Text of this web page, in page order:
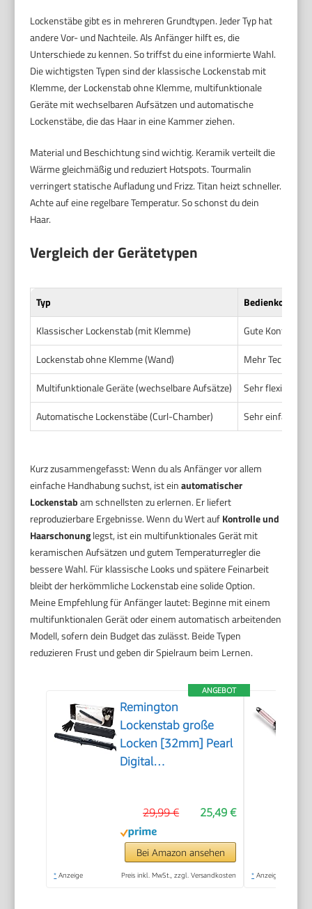
Lockenstäbe gibt es in mehreren Grundtypen. Jeder Typ hat
andere Vor- und Nachteile. Als Anfänger hilft es, die
Unterschiede zu kennen. So triffst du eine informierte Wahl.
Die wichtigsten Typen sind der klassische Lockenstab mit
Klemme, der Lockenstab ohne Klemme, multifunktionale
Geräte mit wechselbaren Aufsätzen und automatische
Lockenstäbe, die das Haar in eine Kammer ziehen.
Material und Beschichtung sind wichtig. Keramik verteilt die
Wärme gleichmäßig und reduziert Hotspots. Tourmalin
verringert statische Aufladung und Frizz. Titan heizt schneller.
Achte auf eine regelbare Temperatur. So schonst du dein
Haar.
Vergleich der Gerätetypen
Typ
Bedienkomfort
Klassischer Lockenstab (mit Klemme)
Gute Kontrolle.
Lockenstab ohne Klemme (Wand)
Mehr Technik
Multifunktionale Geräte (wechselbare Aufsätze)
Sehr flexibel.
Automatische Lockenstäbe (Curl-Chamber)
Sehr einfach in
Kurz zusammengefasst: Wenn du als Anfänger vor allem
einfache Handhabung suchst, ist einautomatischer
Lockenstabam schnellsten zu erlernen. Er liefert
reproduzierbare Ergebnisse. Wenn du Wert aufKontrolle und
Haarschonunglegst, ist ein multifunktionales Gerät mit
keramischen Aufsätzen und gutem Temperaturregler die
bessere Wahl. Für klassische Looks und spätere Feinarbeit
bleibt der herkömmliche Lockenstab eine solide Option.
Meine Empfehlung für Anfänger lautet: Beginne mit einem
multifunktionalen Gerät oder einem automatisch arbeitenden
Modell, sofern dein Budget das zulässt. Beide Typen
reduzieren Frust und geben dir Spielraum beim Lernen.
ANGEBOT
Remington
Lockenstab große
Locken [32mm] Pearl
Digital
LCD-Display 130-
210°C, inkl.
Hitzehandschuh,
sanfte Wellen feines
25,49 €
29,99 €
Bei Amazon ansehen
* Anzeige Preis inkl. MwSt., zzgl. Versandkosten * Anzeige